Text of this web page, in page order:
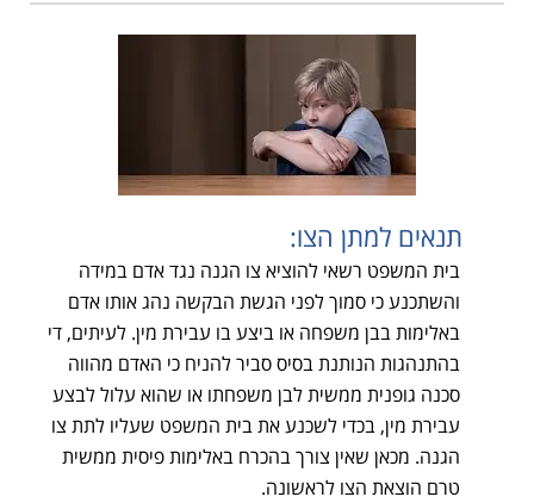
תנאים למתן הצו:
בית המשפט רשאי להוציא צו הגנה נגד אדם במידה
והשתכנע כי סמוך לפני הגשת הבקשה נהג אותו אדם
באלימות בבן משפחה או ביצע בו עבירת מין. לעיתים, די
בהתנהגות הנותנת בסיס סביר להניח כי האדם מהווה
סכנה גופנית ממשית לבן משפחתו או שהוא עלול לבצע
עבירת מין, בכדי לשכנע את בית המשפט שעליו לתת צו
הגנה. מכאן שאין צורך בהכרח באלימות פיסית ממשית
טרם הוצאת הצו לראשונה.